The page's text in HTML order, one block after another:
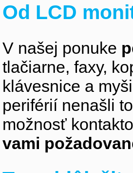
Od LCD
V našej ponuke
tlačiarne, faxy,
klávesnice a
periférií nenašli
možnosť
vami